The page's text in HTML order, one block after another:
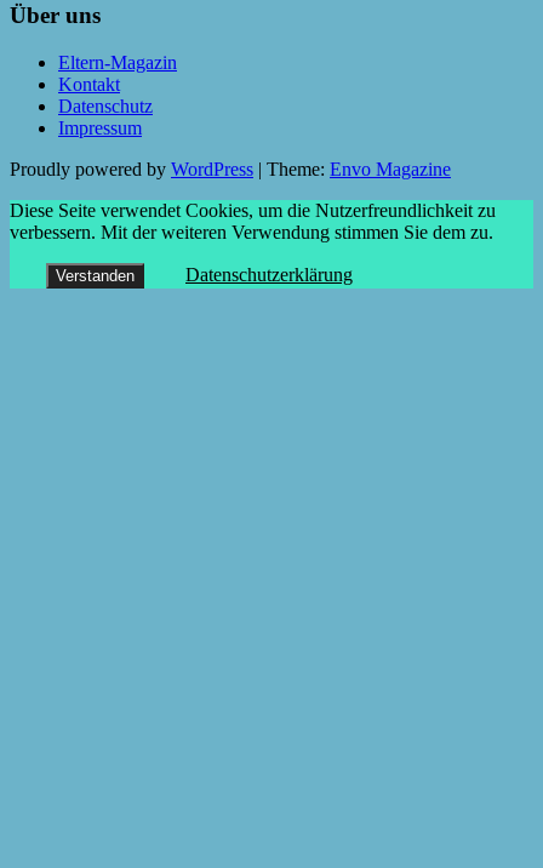
Über uns
Eltern-Magazin
Kontakt
Datenschutz
Impressum
Proudly powered by WordPress | Theme: Envo Magazine
Diese Seite verwendet Cookies, um die Nutzerfreundlichkeit zu
verbessern. Mit der weiteren Verwendung stimmen Sie dem zu.
Verstanden Datenschutzerklärung